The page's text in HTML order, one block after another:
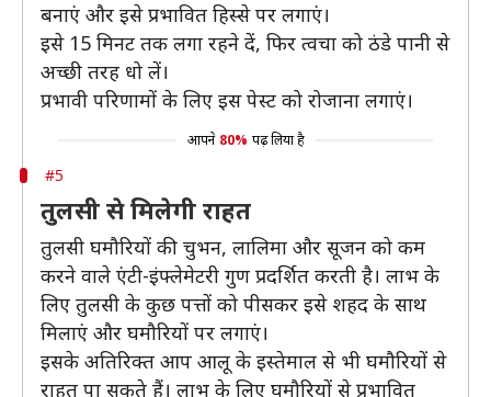
बनाएं और इसे प्रभावित हिस्से पर लगाएं।
इसे 15 मिनट तक लगा रहने दें, फिर त्वचा को ठंडे पानी से
अच्छी तरह धो लें।
प्रभावी परिणामों के लिए इस पेस्ट को रोजाना लगाएं।
आपने 80% पढ़ लिया है
#5
तुलसी से मिलेगी राहत
तुलसी घमौरियों की चुभन, लालिमा और सूजन को कम
करने वाले एंटी-इंफ्लेमेटरी गुण प्रदर्शित करती है। लाभ के
लिए तुलसी के कुछ पत्तों को पीसकर इसे शहद के साथ
मिलाएं और घमौरियों पर लगाएं।
इसके अतिरिक्त आप आलू के इस्तेमाल से भी घमौरियों से
राहत पा सकते हैं। लाभ के लिए घमौरियों से प्रभावित